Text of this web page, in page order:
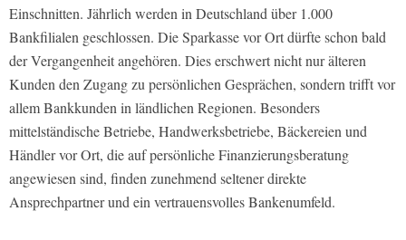
Einschnitten. Jährlich werden in Deutschland über 1.000
Bankfilialen geschlossen. Die Sparkasse vor Ort dürfte schon bald
der Vergangenheit angehören. Dies erschwert nicht nur älteren
Kunden den Zugang zu persönlichen Gesprächen, sondern trifft vor
allem Bankkunden in ländlichen Regionen. Besonders
mittelständische Betriebe, Handwerksbetriebe, Bäckereien und
Händler vor Ort, die auf persönliche Finanzierungsberatung
angewiesen sind, finden zunehmend seltener direkte
Ansprechpartner und ein vertrauensvolles Bankenumfeld.